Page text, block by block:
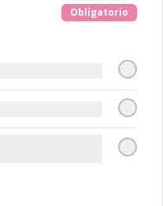
Obligatorio